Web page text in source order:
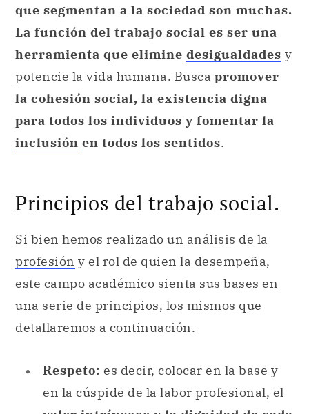
que segmentan a la sociedad son muchas.
La función del trabajo social es ser una
herramienta que elimine desigualdades y
potencie la vida humana. Busca promover
la cohesión social, la existencia digna
para todos los individuos y fomentar la
inclusión en todos los sentidos.
Principios del trabajo social.
Si bien hemos realizado un análisis de la
profesión y el rol de quien la desempeña,
este campo académico sienta sus bases en
una serie de principios, los mismos que
detallaremos a continuación.
Respeto: es decir, colocar en la base y
en la cúspide de la labor profesional, el